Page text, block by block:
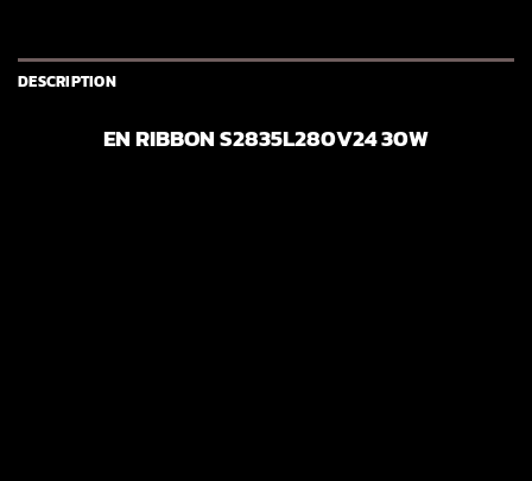
DESCRIPTION
EN RIBBON S2835L280V24 30W